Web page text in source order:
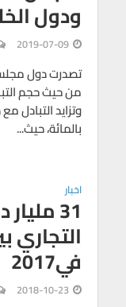
ودول
2019-07-09
تصدرت دول
من حيث حجم
بالمائة، حيث...
اخبار
31
التجاري
في2017
2018-10-23